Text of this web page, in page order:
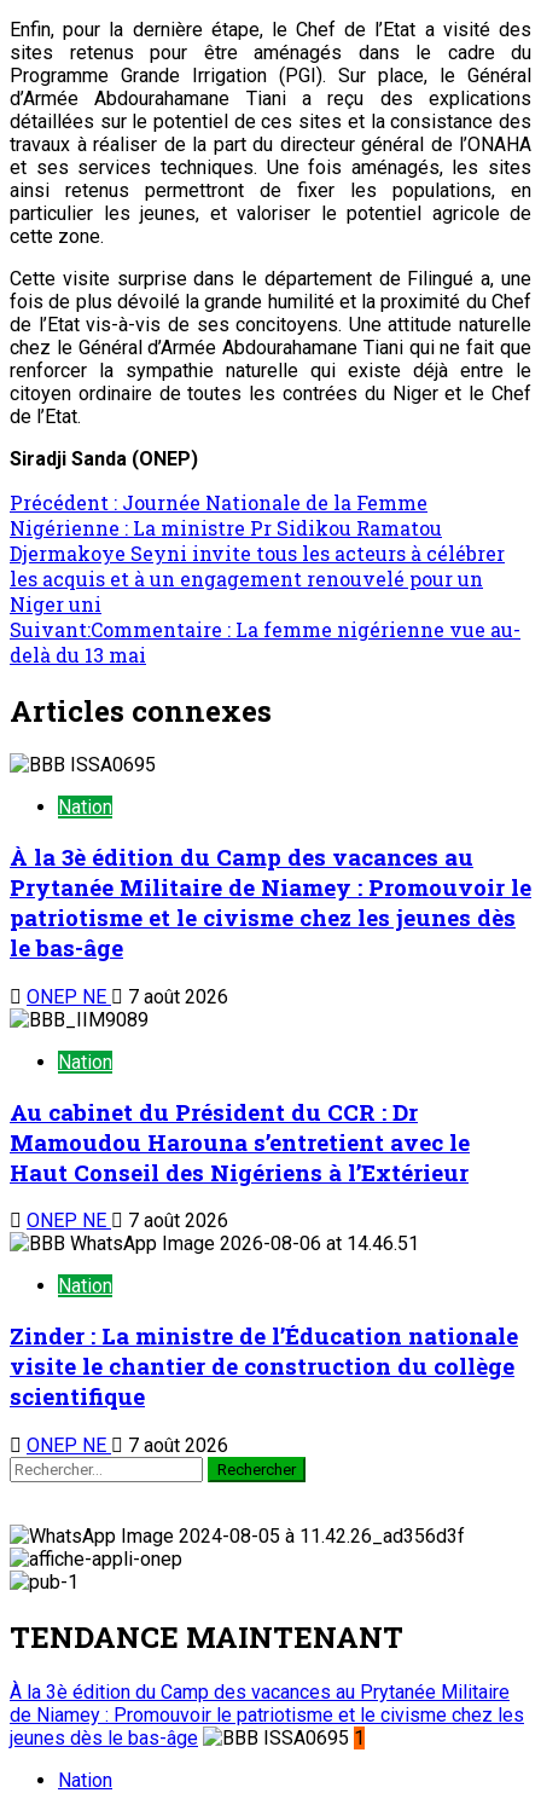
Enfin, pour la dernière étape, le Chef de l’Etat a visité des
sites retenus pour être aménagés dans le cadre du
Programme Grande Irrigation (PGI). Sur place, le Général
d’Armée Abdourahamane Tiani a reçu des explications
détaillées sur le potentiel de ces sites et la consistance des
travaux à réaliser de la part du directeur général de l’ONAHA
et ses services techniques. Une fois aménagés, les sites
ainsi retenus permettront de fixer les populations, en
particulier les jeunes, et valoriser le potentiel agricole de
cette zone.
Cette visite surprise dans le département de Filingué a, une
fois de plus dévoilé la grande humilité et la proximité du Chef
de l’Etat vis-à-vis de ses concitoyens. Une attitude naturelle
chez le Général d’Armée Abdourahamane Tiani qui ne fait que
renforcer la sympathie naturelle qui existe déjà entre le
citoyen ordinaire de toutes les contrées du Niger et le Chef
de l’Etat.
Siradji Sanda (ONEP)
Précédent : Journée Nationale de la Femme
Nigérienne : La ministre Pr Sidikou Ramatou
Djermakoye Seyni invite tous les acteurs à célébrer
les acquis et à un engagement renouvelé pour un
Niger uni
Suivant:Commentaire : La femme nigérienne vue au-
delà du 13 mai
Articles connexes
Nation
À la 3è édition du Camp des vacances au
Prytanée Militaire de Niamey : Promouvoir le
patriotisme et le civisme chez les jeunes dès
le bas-âge
ONEP NE 7 août 2026
Nation
Au cabinet du Président du CCR : Dr
Mamoudou Harouna s’entretient avec le
Haut Conseil des Nigériens à l’Extérieur
ONEP NE 7 août 2026
Nation
Zinder : La ministre de l’Éducation nationale
visite le chantier de construction du collège
scientifique
ONEP NE 7 août 2026
TENDANCE MAINTENANT
À la 3è édition du Camp des vacances au Prytanée Militaire
de Niamey : Promouvoir le patriotisme et le civisme chez les
jeunes dès le bas-âge
1
Nation